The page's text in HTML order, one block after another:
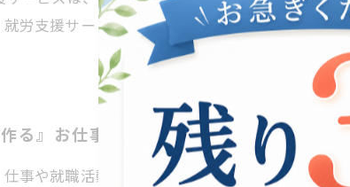
労支援サービスの重要性が高まる時代におい
る』お仕事も？
事や就職活動とは切っても切り離せないキー